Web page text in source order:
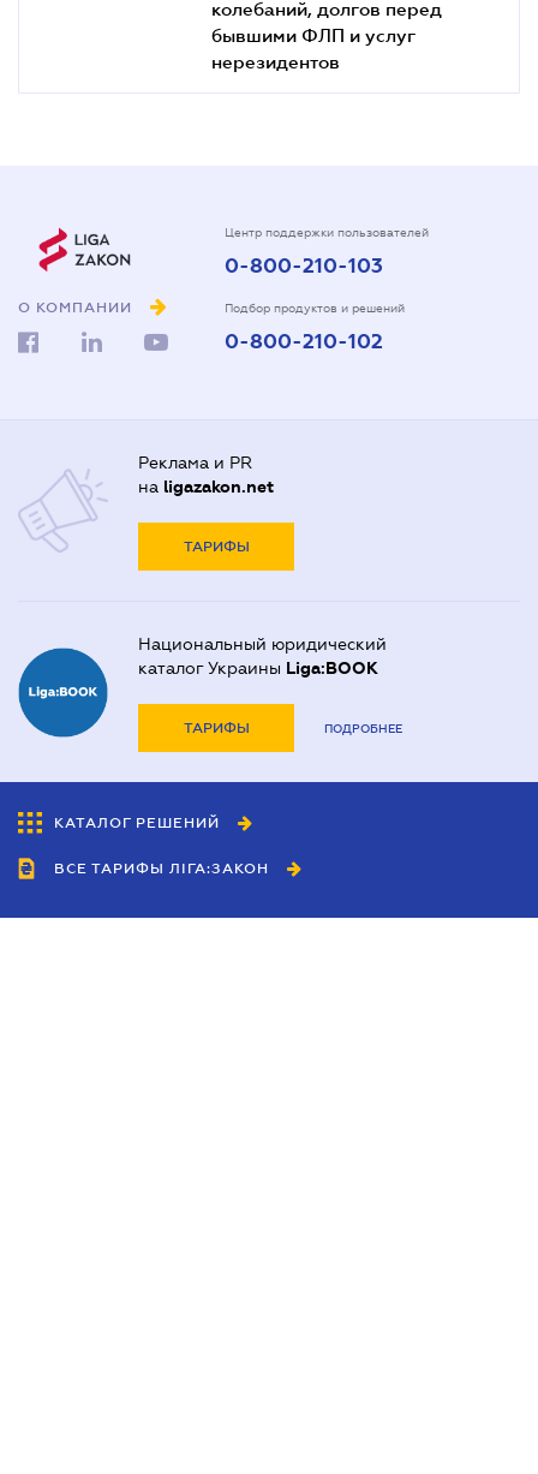
колебаний, долгов перед
бывшими ФЛП и услуг
нерезидентов
О КОМПАНИИ
Центр поддержки пользователей
0-800-210-103
Подбор продуктов и решений
0-800-210-102
Реклама и PR
на ligazakon.net
ТАРИФЫ
Национальный юридический
каталог Украины Liga:BOOK
ТАРИФЫ ПОДРОБНЕЕ
КАТАЛОГ РЕШЕНИЙ
ВСЕ ТАРИФЫ ЛІГА:ЗАКОН